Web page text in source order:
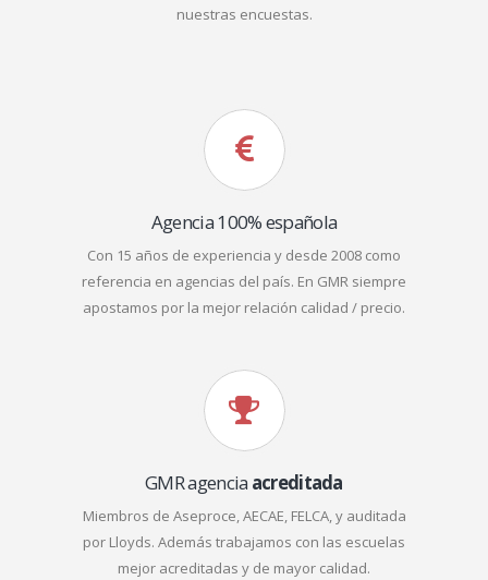
nuestras encuestas.
Agencia 100% española
Con 15 años de experiencia y desde 2008 como
referencia en agencias del país. En GMR siempre
apostamos por la mejor relación calidad / precio.
GMR agencia acreditada
Miembros de Aseproce, AECAE, FELCA, y auditada
por Lloyds. Además trabajamos con las escuelas
mejor acreditadas y de mayor calidad.